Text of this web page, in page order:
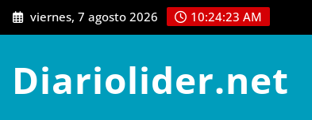
Saltar
al
viernes, 7 agosto 2026 10:24:25 AM
Diariolider.net